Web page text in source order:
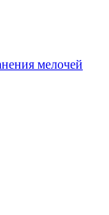
мелочей